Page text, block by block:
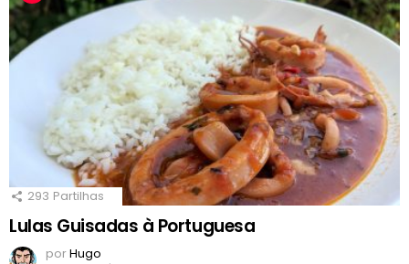
293 Partilhas
Lulas Guisadas à Portuguesa
porHugo